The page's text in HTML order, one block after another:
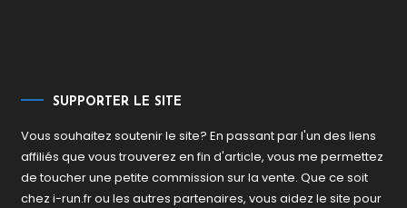
SUPPORTER LE SITE
Vous souhaitez soutenir le site? En passant par l'un des liens
affiliés que vous trouverez en fin d'article, vous me permettez
de toucher une petite commission sur la vente. Que ce soit
chez i-run.fr ou les autres partenaires, vous aidez le site pour